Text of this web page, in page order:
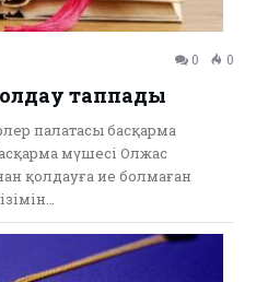
0 0
таппады
палатасы басқарма
мүшесі Олжас
қолдауға ие болмаған